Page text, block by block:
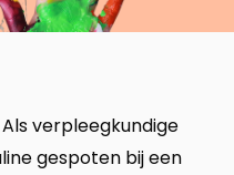
verpleegkundige
gespoten bij een